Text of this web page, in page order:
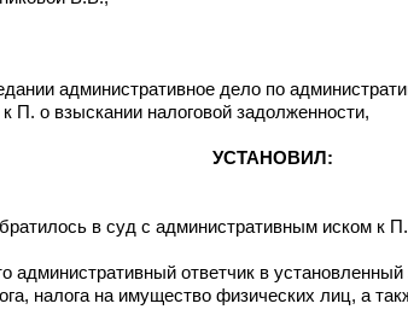
административное дело по
П. о взыскании налоговой задолженности,
УСТАНОВИЛ:
в суд с административным иском к
административный ответчик в
налога на имущество физических лиц, а